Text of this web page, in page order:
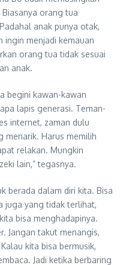
orang tua
anak punya otak,
ingin menjadi kemauan
orang tua tidak sesuai
anak.
begini kawan-kawan
lapis generasi. Teman-
internet, zaman dulu
menarik. Harus memilih
relakan. Mungkin
lain,” tegasnya.
berada dalam diri kita. Bisa
juga yang tidak terlihat,
bisa menghadapinya.
Jangan takut menangis,
kita bisa bermusik,
Jadi ketika berbaring